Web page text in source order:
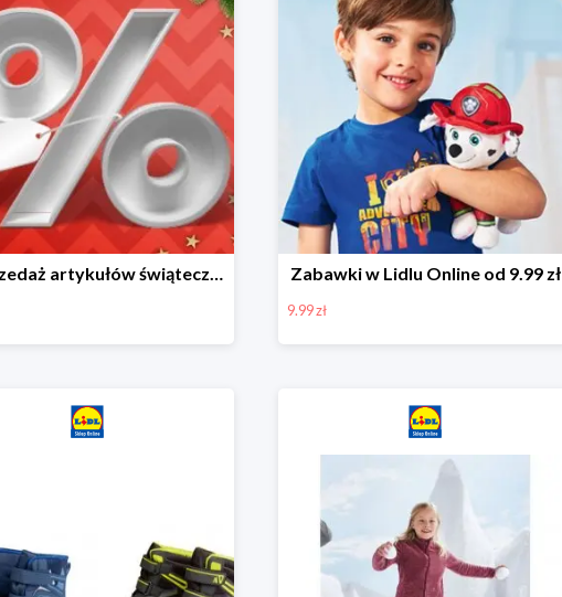
Wyprzedaż artykułów świątecznych w Lidlu Online Zabawki w Lidlu Online od 9.99 zł
9.99 zł